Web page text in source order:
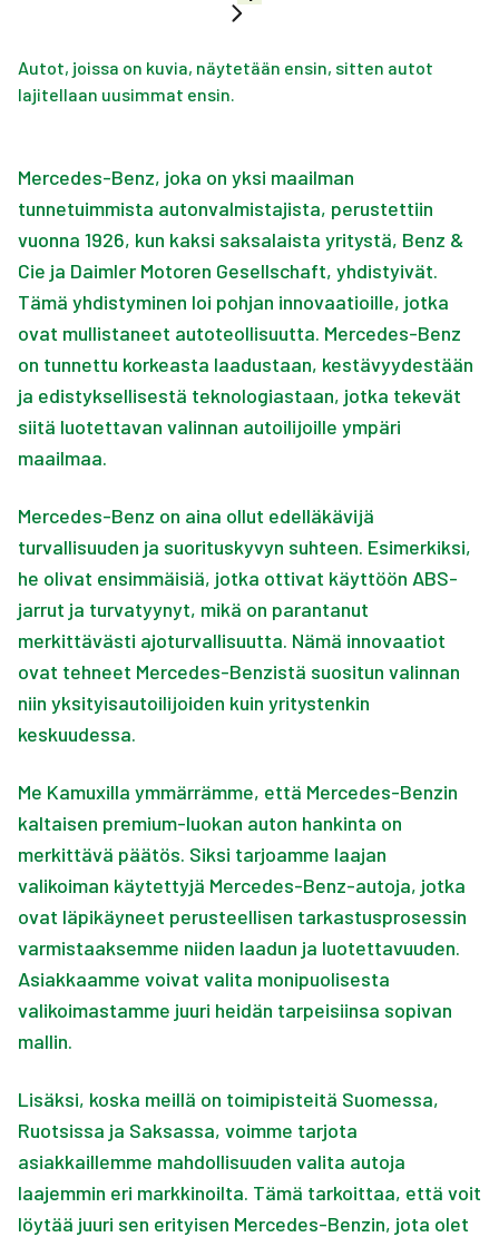
Autot, joissa on kuvia, näytetään ensin, sitten autot
lajitellaan uusimmat ensin.
Mercedes-Benz, joka on yksi maailman
tunnetuimmista autonvalmistajista, perustettiin
vuonna 1926, kun kaksi saksalaista yritystä, Benz &
Cie ja Daimler Motoren Gesellschaft, yhdistyivät.
Tämä yhdistyminen loi pohjan innovaatioille, jotka
ovat mullistaneet autoteollisuutta. Mercedes-Benz
on tunnettu korkeasta laadustaan, kestävyydestään
ja edistyksellisestä teknologiastaan, jotka tekevät
siitä luotettavan valinnan autoilijoille ympäri
maailmaa.
Mercedes-Benz on aina ollut edelläkävijä
turvallisuuden ja suorituskyvyn suhteen. Esimerkiksi,
he olivat ensimmäisiä, jotka ottivat käyttöön ABS-
jarrut ja turvatyynyt, mikä on parantanut
merkittävästi ajoturvallisuutta. Nämä innovaatiot
ovat tehneet Mercedes-Benzistä suositun valinnan
niin yksityisautoilijoiden kuin yritystenkin
keskuudessa.
Me Kamuxilla ymmärrämme, että Mercedes-Benzin
kaltaisen premium-luokan auton hankinta on
merkittävä päätös. Siksi tarjoamme laajan
valikoiman käytettyjä Mercedes-Benz-autoja, jotka
ovat läpikäyneet perusteellisen tarkastusprosessin
varmistaaksemme niiden laadun ja luotettavuuden.
Asiakkaamme voivat valita monipuolisesta
valikoimastamme juuri heidän tarpeisiinsa sopivan
mallin.
Lisäksi, koska meillä on toimipisteitä Suomessa,
Ruotsissa ja Saksassa, voimme tarjota
asiakkaillemme mahdollisuuden valita autoja
laajemmin eri markkinoilta. Tämä tarkoittaa, että voit
löytää juuri sen erityisen Mercedes-Benzin, jota olet